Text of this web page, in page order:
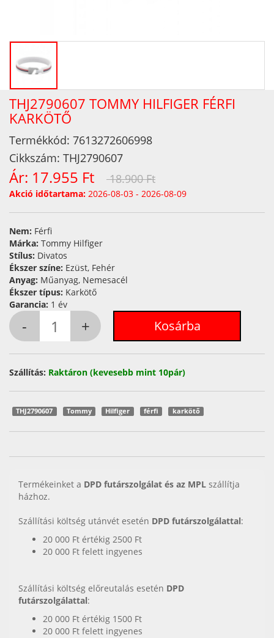
THJ2790607 TOMMY HILFIGER FÉRFI
KARKÖTŐ
Termékkód: 7613272606998
Cikkszám: THJ2790607
Ár: 17.955 Ft 18.900 Ft
Akció időtartama: 2026-08-03 - 2026-08-09
Nem: Férfi
Márka: Tommy Hilfiger
Stílus: Divatos
Ékszer színe: Ezüst, Fehér
Anyag: Műanyag, Nemesacél
Ékszer típus: Karkötő
Garancia: 1 év
Szállítás: Raktáron (kevesebb mint 10pár)
THJ2790607 Tommy Hilfiger férfi karkötő
Termékeinket a DPD futárszolgálat és az MPL szállítja
házhoz.
Szállítási költség utánvét esetén DPD futárszolgálattal:
20 000 Ft értékig 2500 Ft
20 000 Ft felett ingyenes
Szállítási költség előreutalás esetén DPD
futárszolgálattal:
20 000 Ft értékig 1500 Ft
20 000 Ft felett ingyenes